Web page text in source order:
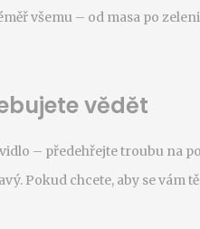
všemu – od masa po
vědět
– předehřejte troubu na
Pokud chcete, aby se vám